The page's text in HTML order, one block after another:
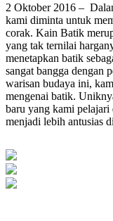
2 Oktober 2016 –
kami diminta untuk
corak. Kain Batik
yang tak ternilai
menetapkan batik
sangat bangga dengan
warisan budaya ini,
mengenai batik.
baru yang kami
menjadi lebih antusias